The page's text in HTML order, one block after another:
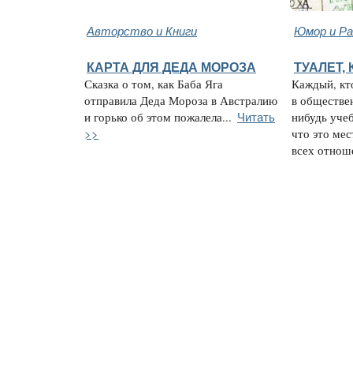
Авторство и Книги Юмор и
КАРТА ДЛЯ ДЕДА МОРОЗА
Сказка о том, как Баба Яга
отправила Деда Мороза в Австралию
и горько об этом пожалела... Читать
>>
ТУАЛЕТ,
Каждый,
в
нибудь
что это
всех